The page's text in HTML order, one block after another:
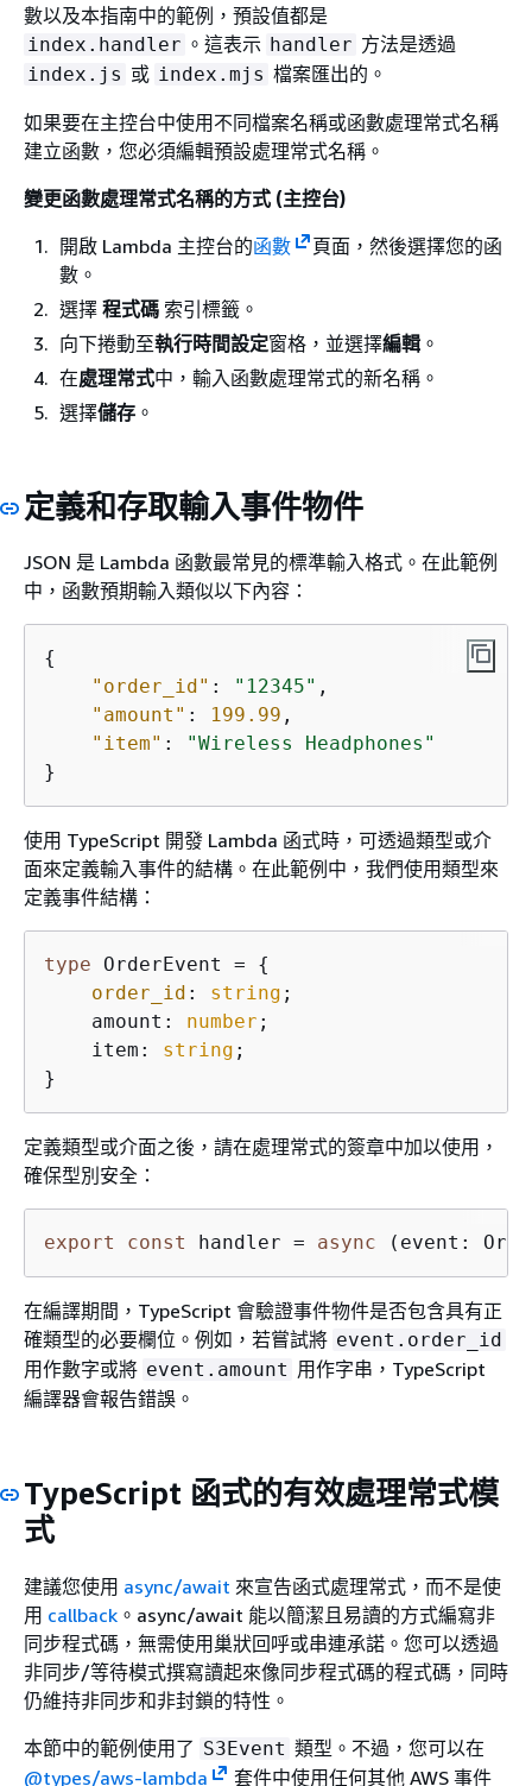
數以及本指南中的範例，預設值都是
index.handler 。這表示 handler 方法是透過
index.js 或 index.mjs 檔案匯出的。
如果要在主控台中使用不同檔案名稱或函數處理常式名稱
建立函數，您必須編輯預設處理常式名稱。
變更函數處理常式名稱的方式 (主控台)
開啟 Lambda 主控台的函數
頁面，然後選擇您的函
數。
選擇 程式碼 索引標籤。
向下捲動至執行時間設定窗格，並選擇編輯 。
在處理常式中，輸入函數處理常式的新名稱。
選擇儲存 。
定義和存取輸入事件物件
JSON 是 Lambda 函數最常見的標準輸入格式。在此範例
中，函數預期輸入類似以下內容：
{
"order_id" : "12345" ,
"amount" : 199.99 ,
"item" :
"Wireless Headphones"
}
使用 TypeScript 開發 Lambda 函式時，可透過類型或介
面來定義輸入事件的結構。在此範例中，我們使用類型來
定義事件結構：
type OrderEvent = {
order_id : string ;
    amount:
number ;
    item:
string ;
}
定義類型或介面之後，請在處理常式的簽章中加以使用，
確保型別安全：
export const handler = async (event:
在編譯期間，TypeScript 會驗證事件物件是否包含具有正
確類型的必要欄位。例如，若嘗試將 event.order_id
用作數字或將 event.amount 用作字串，TypeScript
編譯器會報告錯誤。
TypeScript 函式的有效處理常式模
式
建議您使用 async/await 來宣告函式處理常式，而不是使
用 callback 。async/await 能以簡潔且易讀的方式編寫非
同步程式碼，無需使用巢狀回呼或串連承諾。您可以透過
非同步/等待模式撰寫讀起來像同步程式碼的程式碼，同時
仍維持非同步和非封鎖的特性。
本節中的範例使用了 S3Event 類型。不過，您可以在
@types/aws-lambda
套件中使用任何其他 AWS 事件